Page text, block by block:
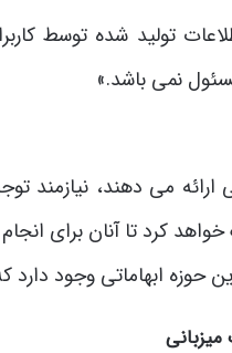
تولید شده توسط
نمی باشد.»
می دهند، نیازمند
کرد تا آنان برای
حوزه ابهاماتی وجود